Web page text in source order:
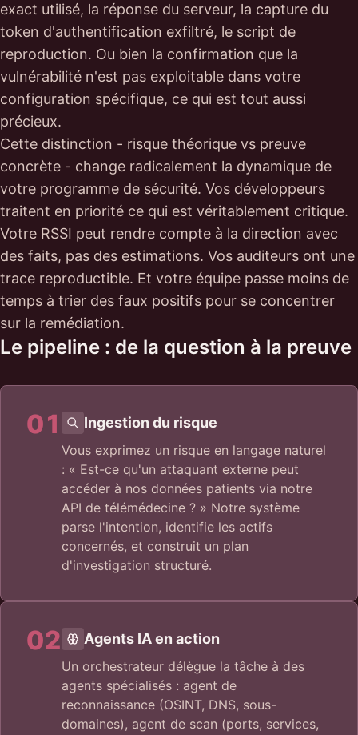
exact utilisé, la réponse du serveur, la capture du
token d'authentification exfiltré, le script de
reproduction. Ou bien la confirmation que la
vulnérabilité n'est pas exploitable dans votre
configuration spécifique, ce qui est tout aussi
précieux.
Cette distinction - risque théorique vs preuve
concrète - change radicalement la dynamique de
votre programme de sécurité. Vos développeurs
traitent en priorité ce qui est véritablement critique.
Votre RSSI peut rendre compte à la direction avec
des faits, pas des estimations. Vos auditeurs ont une
trace reproductible. Et votre équipe passe moins de
temps à trier des faux positifs pour se concentrer
sur la remédiation.
Le pipeline : de la question à la preuve
01 Ingestion du risque
Vous exprimez un risque en langage naturel
: « Est-ce qu'un attaquant externe peut
accéder à nos données patients via notre
API de télémédecine ? » Notre système
parse l'intention, identifie les actifs
concernés, et construit un plan
d'investigation structuré.
02 Agents IA en action
Un orchestrateur délègue la tâche à des
agents spécialisés : agent de
reconnaissance (OSINT, DNS, sous-
domaines), agent de scan (ports, services,